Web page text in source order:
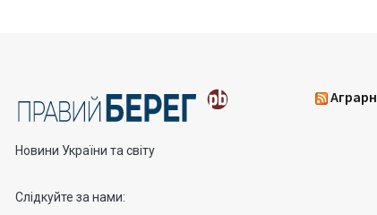
Новини України та світу
Слідкуйте за нами: